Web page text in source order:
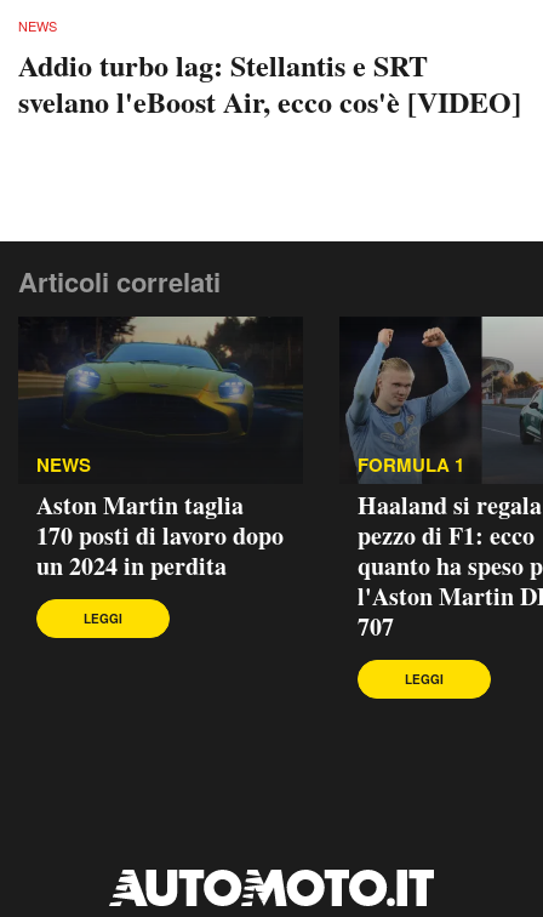
NEWS
Addio turbo lag: Stellantis e SRT
svelano l'eBoost Air, ecco cos'è [VIDEO]
Articoli correlati
NEWS
Aston Martin taglia
170 posti di lavoro dopo
un 2024 in perdita
LEGGI
FORMULA 1
Haaland si
pezzo di F1: ecco
quanto ha speso
l'Aston Martin
707
LEGGI